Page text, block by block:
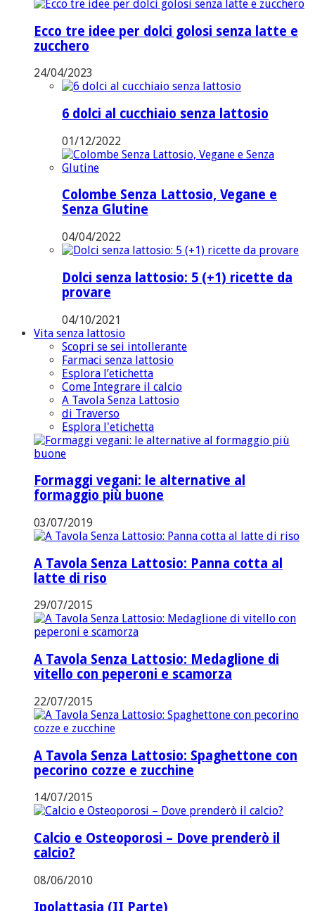
Ecco tre idee per dolci golosi senza latte e
zucchero
24/04/2023
6 dolci al cucchiaio senza lattosio
01/12/2022
Colombe Senza Lattosio, Vegane e
Senza Glutine
04/04/2022
Dolci senza lattosio: 5 (+1) ricette da
provare
04/10/2021
Vita senza lattosio
Scopri se sei intollerante
Farmaci senza lattosio
Esplora l’etichetta
Come Integrare il calcio
A Tavola Senza Lattosio
di Traverso
Esplora l'etichetta
Formaggi vegani: le alternative al
formaggio più buone
03/07/2019
A Tavola Senza Lattosio: Panna cotta al
latte di riso
29/07/2015
A Tavola Senza Lattosio: Medaglione di
vitello con peperoni e scamorza
22/07/2015
A Tavola Senza Lattosio: Spaghettone con
pecorino cozze e zucchine
14/07/2015
Calcio e Osteoporosi – Dove prenderò il
calcio?
08/06/2010
Ipolattasia (II Parte)